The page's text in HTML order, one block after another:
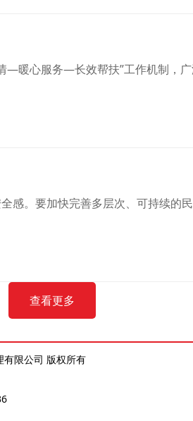
暖心服务—长效帮扶”工作机制，
感。要加快完善多层次、可持续的
查看更多
有限公司 版权所有